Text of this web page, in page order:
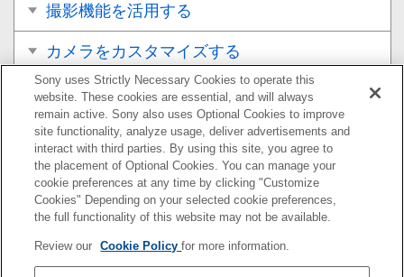
撮影機能を活用する
カメラをカスタマイズする
再生する
カメラの設定を変更する
スマートフォンでできること
パソコンでできること
クラウドサービスを利用する
Sony uses Strictly Necessary Cookies to operate this
website. These cookies are essential, and will always
remain active. Sony also uses Optional Cookies to improve
site functionality, analyze usage, deliver advertisements and
interact with third parties. By using this site, you agree to
the placement of Optional Cookies. You can manage your
cookie preferences at any time by clicking "Customize
Cookies" Depending on your selected cookie preferences,
the full functionality of this website may not be available.
Review our Cookie Policyfor more information.